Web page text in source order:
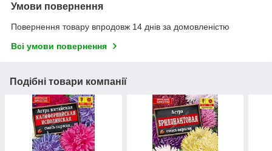
Умови повернення
Повернення товару впродовж 14 днів за домовленістю
Всі умови повернення
Подібні товари компанії